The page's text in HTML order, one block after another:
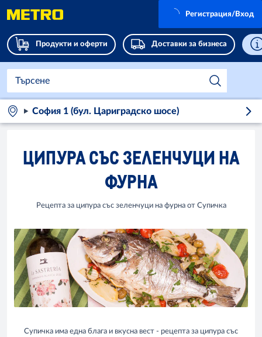
Продукти и оферти Доставки за бизнеса
Регистрация/Вход
София 1 (бул. Цариградско шосе)
ЦИПУРА СЪС ЗЕЛЕНЧУЦИ НА
ФУРНА
Рецепта за ципура със зеленчуци на фурна от Супичка
Супичка има една блага и вкусна вест - рецепта за ципура със